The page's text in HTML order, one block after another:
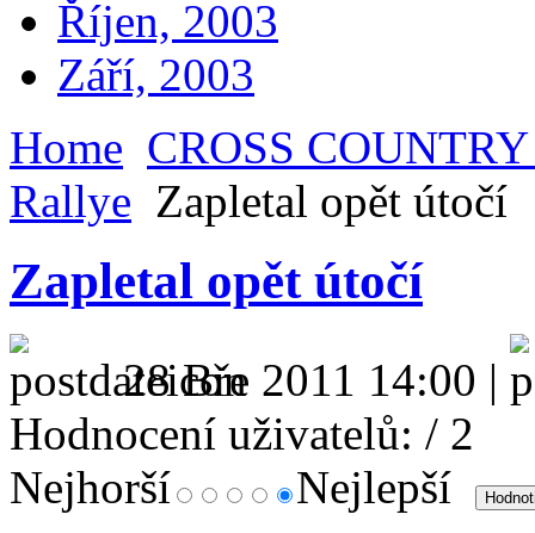
Říjen, 2003
Září, 2003
Home CROSS
Rallye Zapletal opět útočí
Zapletal opět útočí
28 Bře 2011 14:00 |
Hodnocení uživatelů: / 2
Nejhorší
Nejlepší